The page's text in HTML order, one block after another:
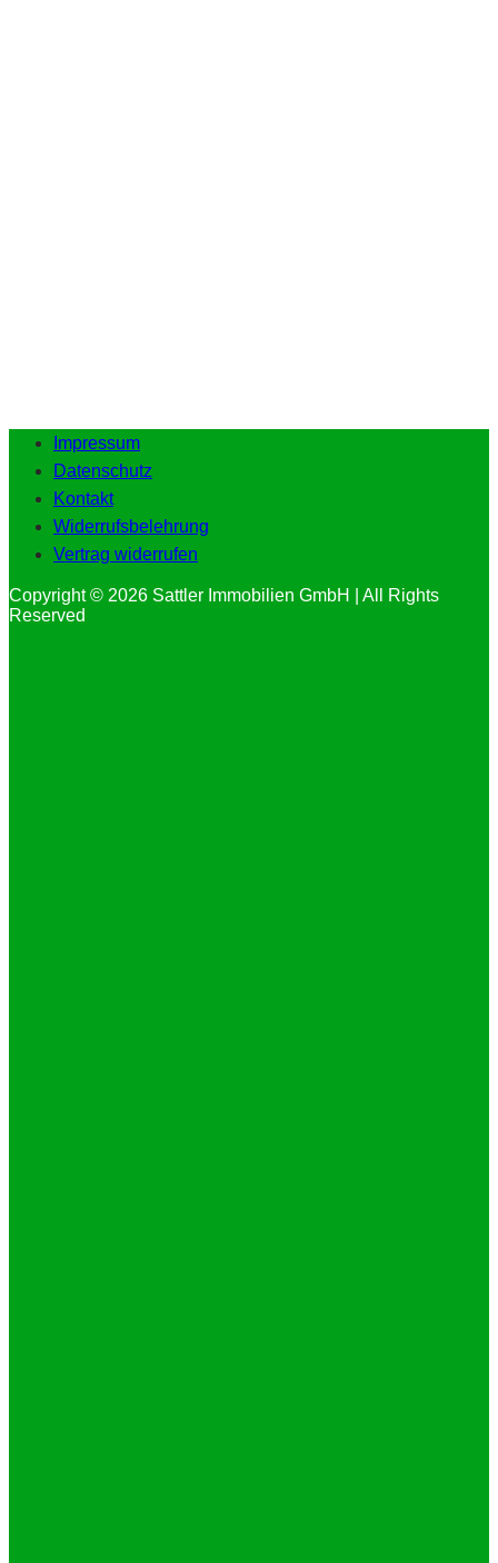
Impressum
Datenschutz
Kontakt
Widerrufsbelehrung
Vertrag widerrufen
Copyright © 2026 Sattler Immobilien GmbH | All Rights
Reserved